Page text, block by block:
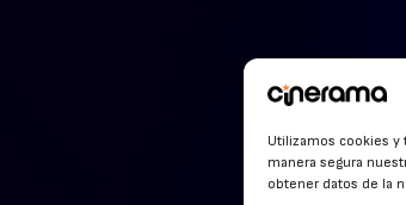
Utilizamos cookies y
manera segura
obtener datos de la